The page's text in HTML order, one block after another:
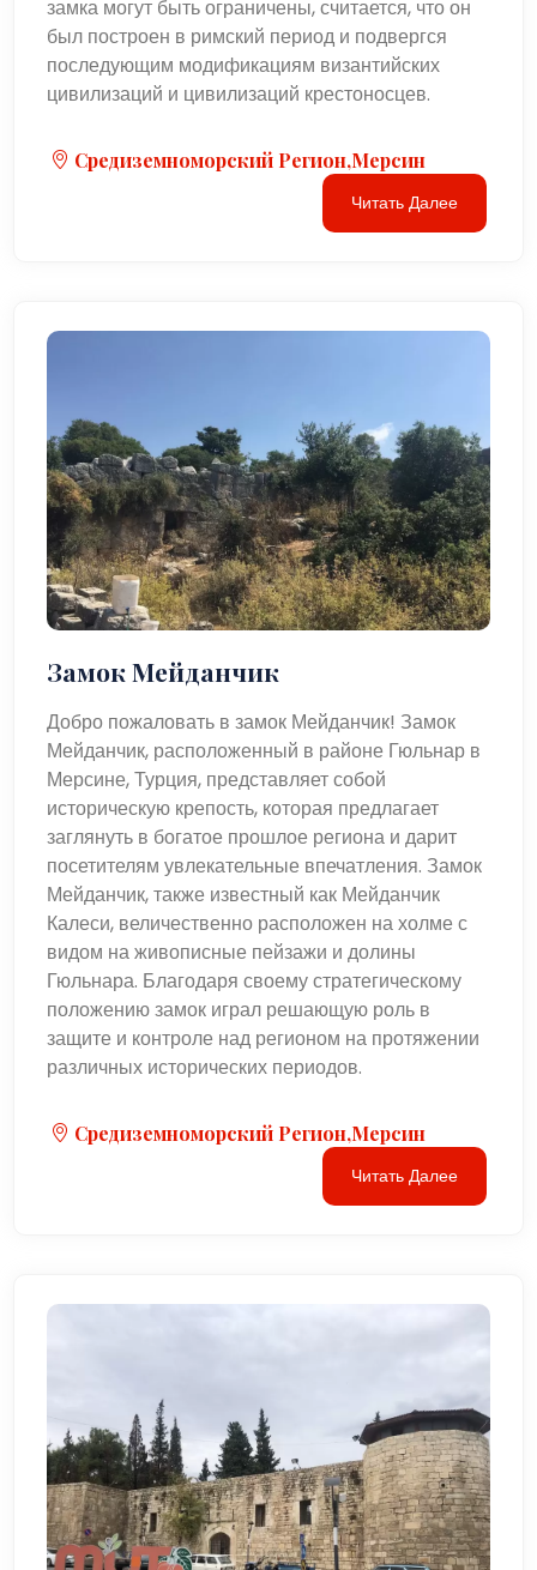
замка могут быть ограничены, считается, что он
был построен в римский период и подвергся
последующим модификациям византийских
цивилизаций и цивилизаций крестоносцев.
Средиземноморский Регион,Мерсин
Читать Далее
Замок Мейданчик
Добро пожаловать в замок Мейданчик! Замок
Мейданчик, расположенный в районе Гюльнар в
Мерсине, Турция, представляет собой
историческую крепость, которая предлагает
заглянуть в богатое прошлое региона и дарит
посетителям увлекательные впечатления. Замок
Мейданчик, также известный как Мейданчик
Калеси, величественно расположен на холме с
видом на живописные пейзажи и долины
Гюльнара. Благодаря своему стратегическому
положению замок играл решающую роль в
защите и контроле над регионом на протяжении
различных исторических периодов.
Средиземноморский Регион,Мерсин
Читать Далее